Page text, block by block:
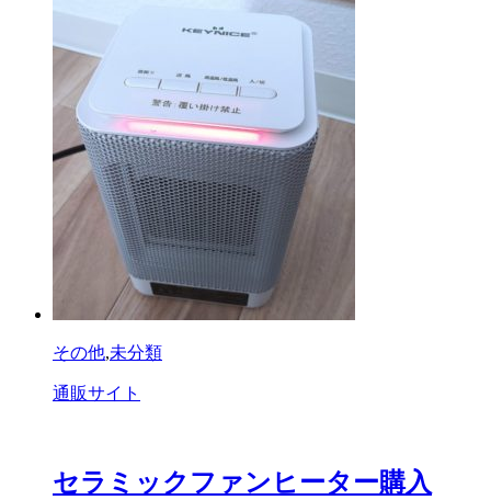
その他,未分類
通販サイト
セラミックファンヒーター購入